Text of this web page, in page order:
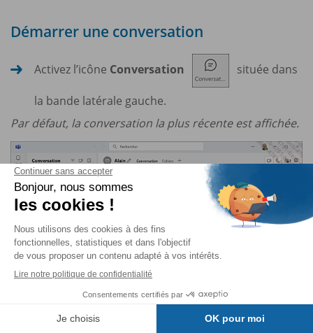
Démarrer une conversation
Activez l’icône Conversation située dans
la bande latérale gauche.
Par défaut, la conversation la plus récente est affichée.
Pour continuer une conversation récente, activez
Table des matières